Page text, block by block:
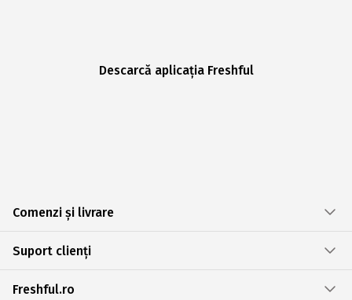
Descarcă aplicația Freshful
Comenzi și livrare
Suport clienți
Freshful.ro